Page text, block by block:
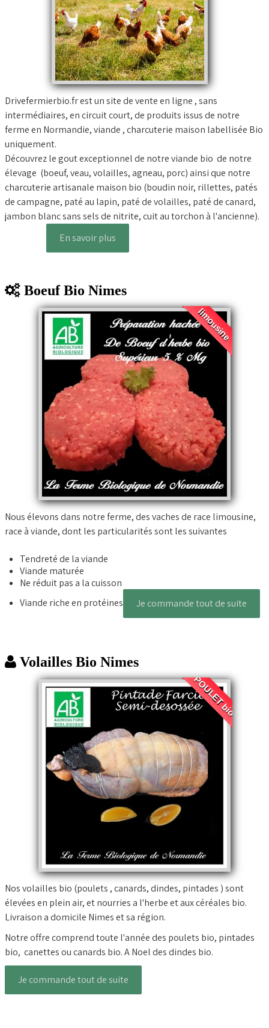
Nos VIDEOS
NOTRE FERME▼
Conseils temps de cuisson
Marché frais Livré à la maison
Français▼
Drivefermierbio.fr est un site de vente en ligne , sans
intermédiaires, en circuit court, de produits issus de notre
ferme en Normandie, viande , charcuterie maison labellisée Bio
uniquement.
Découvrez le gout exceptionnel de notre viande bio de notre
élevage (boeuf, veau, volailles, agneau, porc) ainsi que notre
charcuterie artisanale maison bio (boudin noir, rillettes, patés
de campagne, paté au lapin, paté de volailles, paté de canard,
jambon blanc sans sels de nitrite, cuit au torchon à l'ancienne).
En savoir plus
Boeuf Bio Nimes
limousine
Nous élevons dans notre ferme, des vaches de race limousine,
race à viande, dont les particularités sont les suivantes
Tendreté de la viande
Viande maturée
Ne réduit pas a la cuisson
Viande riche en protéines
Je commande tout de suite
Volailles Bio Nimes
POULET bio
Nos volailles bio (poulets , canards, dindes, pintades ) sont
élevées en plein air, et nourries a l'herbe et aux céréales bio.
Livraison a domicile Nimes et sa région.
Notre offre comprend toute l'année des poulets bio, pintades
bio, canettes ou canards bio. A Noel des dindes bio.
Je commande tout de suite